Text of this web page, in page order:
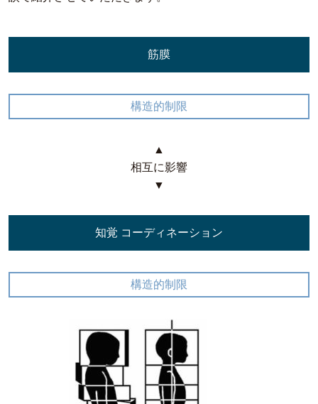
筋膜
構造的制限
▲
相互に影響
▼
知覚 コーディネーション
構造的制限